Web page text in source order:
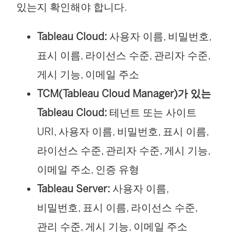
있는지 확인해야 합니다.
Tableau Cloud: 사용자 이름, 비밀번호,
표시 이름, 라이선스 수준, 관리자 수준,
게시 기능, 이메일 주소
TCM(Tableau Cloud Manager)가 있는
Tableau Cloud: 테넌트 또는 사이트
URI, 사용자 이름, 비밀번호, 표시 이름,
라이선스 수준, 관리자 수준, 게시 기능,
이메일 주소, 인증 유형
Tableau Server: 사용자 이름,
비밀번호, 표시 이름, 라이선스 수준,
관리 수준, 게시 기능, 이메일 주소